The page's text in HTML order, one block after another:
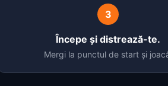
3
Începe și distrează-te.
Mergi la punctul de start și